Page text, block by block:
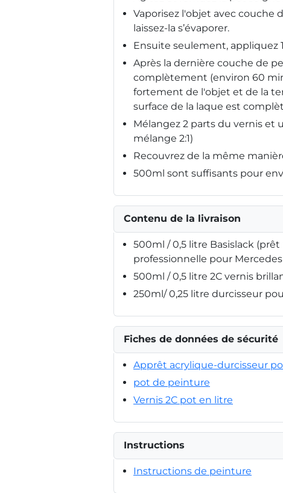
Vaporisez l'objet avec couche
laissez-la s’évaporer.
Ensuite seulement, appliquez
Après la dernière couche de
complètement (environ 60
fortement de l'objet et de la
surface de la laque est
Mélangez 2 parts du vernis et
mélange 2:1)
Recouvrez de la même
500ml sont suffisants pour
Contenu de la livraison
500ml / 0,5 litre Basislack
professionnelle pour Mercedes
500ml / 0,5 litre 2C vernis
250ml/ 0,25 litre durcisseur
Fiches de données de sécurité
Apprêt acrylique-durcisseur
pot de peinture
Vernis 2C pot en litre
Instructions
Instructions de peinture